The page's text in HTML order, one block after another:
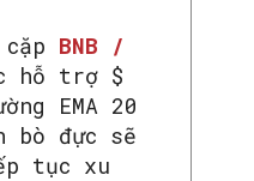
BNB /
hỗ trợ $
EMA 20
bò đực sẽ
tục xu